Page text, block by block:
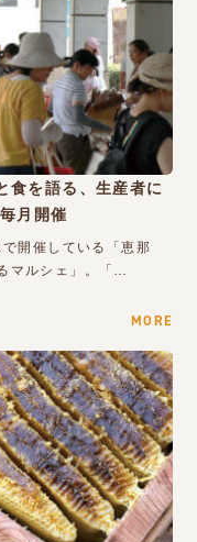
食を語る、生産者に
月開催
開催している「恵那
マルシェ」。「…
MORE